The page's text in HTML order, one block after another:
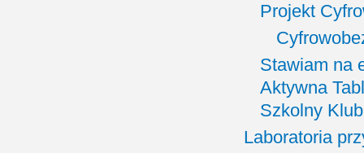
Projekt
Stawiam na
Aktywna
Szkolny
Laboratoria